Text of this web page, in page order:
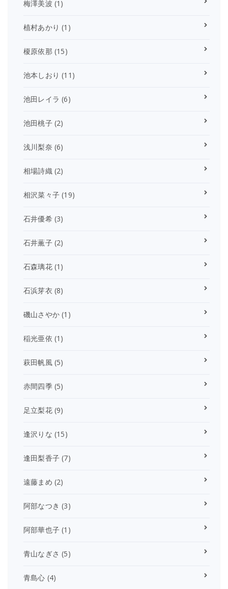
梅澤美波 (1)
植村あかり (1)
榎原依那 (15)
池本しおり (11)
池田レイラ (6)
池田桃子(2)
浅川梨奈 (6)
相場詩織(2)
相沢菜々子 (19)
石井優希(3)
石井薫子(2)
石森璃花(1)
石浜芽衣 (8)
磯山さやか (1)
稲光亜依 (1)
萩田帆風(5)
赤間四季(5)
足立梨花(9)
逢沢りな (15)
逢田梨香子 (7)
遠藤まめ (2)
阿部なつき (3)
阿部華也子 (1)
青山なぎさ (5)
青島心 (4)